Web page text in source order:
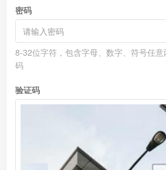
密码
8-32位字符，包含字母、数字、符号任
码
验证码